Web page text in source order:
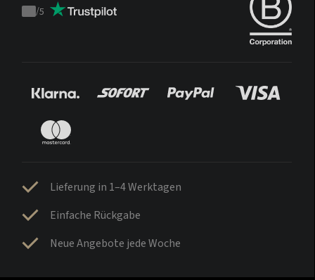
Trustpilot
/5
Lieferung in 1–4 Werktagen
Einfache Rückgabe
Neue Angebote jede Woche